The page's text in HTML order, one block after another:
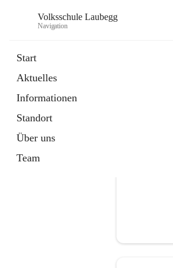
Volksschule Laubegg
Navigation
Start
Aktuelles
Informationen
Standort
Über uns
Team